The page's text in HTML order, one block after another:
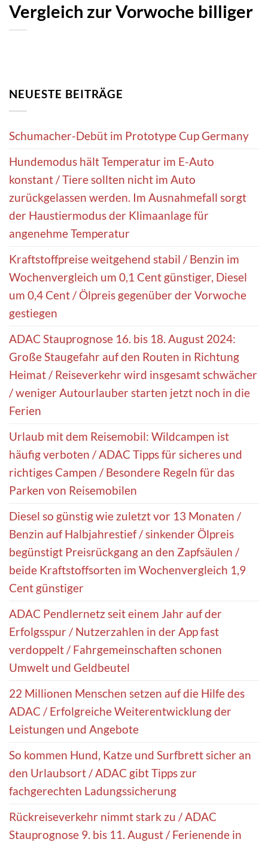
Vergleich zur Vorwoche billiger
NEUESTE BEITRÄGE
Schumacher-Debüt im Prototype Cup Germany
Hundemodus hält Temperatur im E-Auto
konstant / Tiere sollten nicht im Auto
zurückgelassen werden. Im Ausnahmefall sorgt
der Haustiermodus der Klimaanlage für
angenehme Temperatur
Kraftstoffpreise weitgehend stabil / Benzin im
Wochenvergleich um 0,1 Cent günstiger, Diesel
um 0,4 Cent / Ölpreis gegenüber der Vorwoche
gestiegen
ADAC Stauprognose 16. bis 18. August 2024:
Große Staugefahr auf den Routen in Richtung
Heimat / Reiseverkehr wird insgesamt schwächer
/ weniger Autourlauber starten jetzt noch in die
Ferien
Urlaub mit dem Reisemobil: Wildcampen ist
häufig verboten / ADAC Tipps für sicheres und
richtiges Campen / Besondere Regeln für das
Parken von Reisemobilen
Diesel so günstig wie zuletzt vor 13 Monaten /
Benzin auf Halbjahrestief / sinkender Ölpreis
begünstigt Preisrückgang an den Zapfsäulen /
beide Kraftstoffsorten im Wochenvergleich 1,9
Cent günstiger
ADAC Pendlernetz seit einem Jahr auf der
Erfolgsspur / Nutzerzahlen in der App fast
verdoppelt / Fahrgemeinschaften schonen
Umwelt und Geldbeutel
22 Millionen Menschen setzen auf die Hilfe des
ADAC / Erfolgreiche Weiterentwicklung der
Leistungen und Angebote
So kommen Hund, Katze und Surfbrett sicher an
den Urlaubsort / ADAC gibt Tipps zur
fachgerechten Ladungssicherung
Rückreiseverkehr nimmt stark zu / ADAC
Stauprognose 9. bis 11. August / Ferienende in